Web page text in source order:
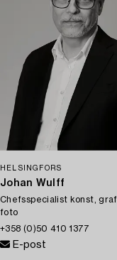
HELSINGFORS
Johan Wulff
Chefsspecialist konst,
foto
+358 (0)50 410 1377
E-post